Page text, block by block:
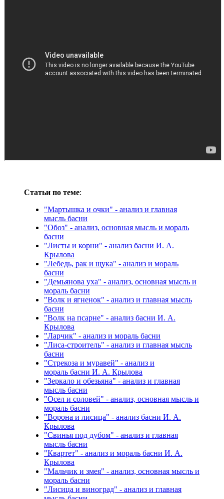
Статьи по теме:
"Мартышка и очки" - анализ и главная
мысль басни
"Обоз" - анализ, основная мысль и мораль
басни
"Листы и корни" - анализ басни И. А.
Крылова
"Лебедь, рак и щука" - анализ и мораль
басни
"Демьянова уха" - анализ, основная мысль и
мораль басни
"Волк и ягненок" - анализ и главная мысль
басни
"Волк на псарне" - анализ басни И. А.
Крылова
"Ларчик" - анализ и мораль басни
"Лиса-строитель" - анализ и главная мысль
басни
"Стрекоза и муравей" - анализ и
мораль басни И. А. Крылова
"Зеркало и обезьяна" - анализ и главная
мысль басни
"Осел и соловей" - анализ, основная мысль и
мораль басни
"Ворона и лисица" - анализ басни И. А.
Крылова
"Свинья под дубом" - анализ и главная
мысль басни
"Квартет" - анализ и мораль басни И. А.
Крылова
"Мальчик и змея" - анализ, основная мысль и
мораль басни
"Лисица и виноград" - анализ и главная